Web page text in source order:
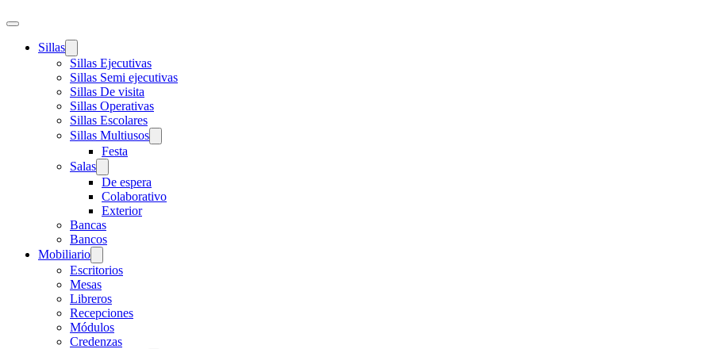
Sillas
Sillas Ejecutivas
Sillas Semi ejecutivas
Sillas De visita
Sillas Operativas
Sillas Escolares
Sillas Multiusos
Festa
Salas
De espera
Colaborativo
Exterior
Bancas
Bancos
Mobiliario
Escritorios
Mesas
Libreros
Recepciones
Módulos
Credenzas